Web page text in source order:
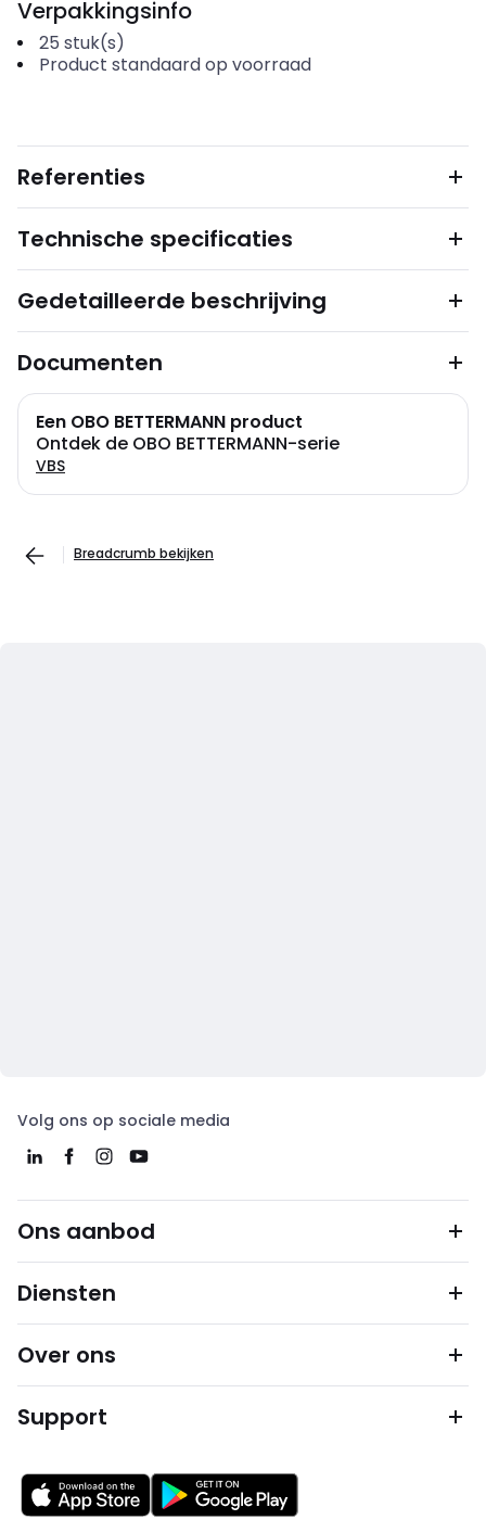
Verpakkingsinfo
25 stuk(s)
Product standaard op voorraad
Referenties
Technische specificaties
Gedetailleerde beschrijving
Documenten
Een OBO BETTERMANN product
Ontdek de OBO BETTERMANN-serie
VBS
Breadcrumb bekijken
Volg ons op sociale media
Ons aanbod
Diensten
Over ons
Support